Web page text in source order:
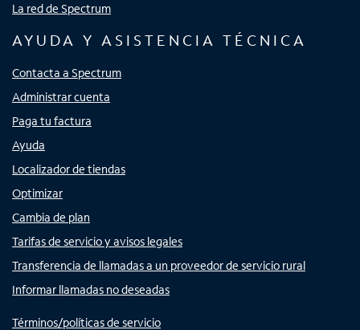
La red de Spectrum
AYUDA Y ASISTENCIA TÉCNICA
Contacta a Spectrum
Administrar cuenta
Paga tu factura
Ayuda
Localizador de tiendas
Optimizar
Cambia de plan
Tarifas de servicio y avisos legales
Transferencia de llamadas a un proveedor de servicio rural
Informar llamadas no deseadas
Términos/políticas de servicio